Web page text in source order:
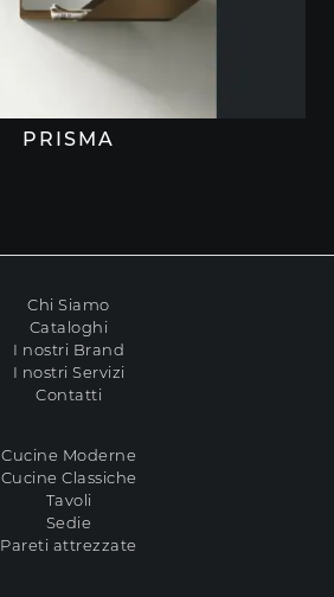
PRISMA
Chi Siamo
Cataloghi
I nostri Brand
I nostri Servizi
Contatti
Cucine Moderne
Cucine Classiche
Tavoli
Sedie
Pareti attrezzate